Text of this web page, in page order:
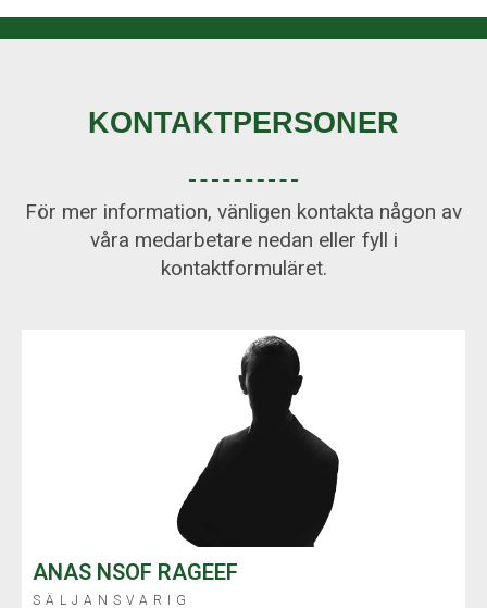
KONTAKTPERSONER
För mer information, vänligen kontakta någon av
våra medarbetare nedan eller fyll i
kontaktformuläret.
ANAS NSOF RAGEEF
SÄLJANSVARIG